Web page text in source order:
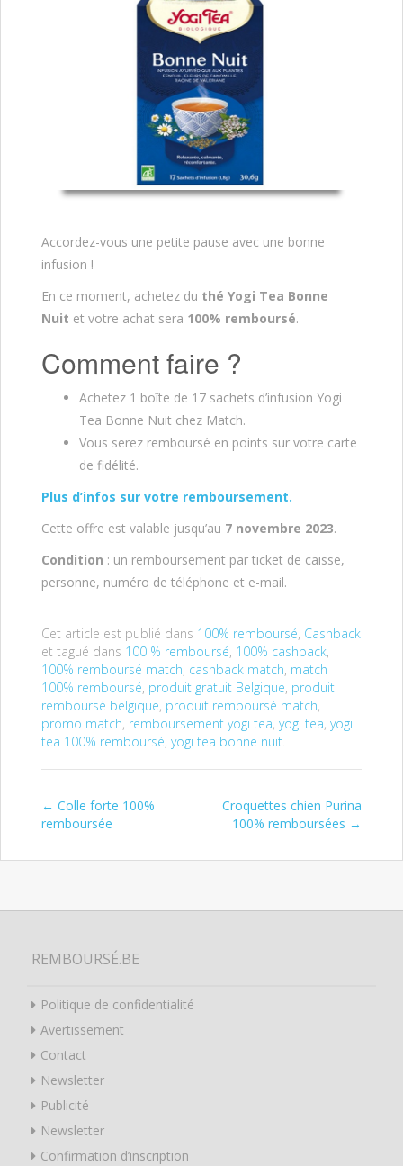
Accordez-vous une petite pause avec une bonne
infusion !
En ce moment, achetez du thé Yogi Tea Bonne
Nuit et votre achat sera 100% remboursé.
Comment faire ?
Achetez 1 boîte de 17 sachets d’infusion Yogi
Tea Bonne Nuit chez Match.
Vous serez remboursé en points sur votre carte
de fidélité.
Plus d’infos sur votre remboursement.
Cette offre est valable jusqu’au 7 novembre 2023.
Condition : un remboursement par ticket de caisse,
personne, numéro de téléphone et e-mail.
Cet article est publié dans 100% remboursé, Cashback
et tagué dans 100 % remboursé, 100% cashback,
100% remboursé match, cashback match, match
100% remboursé, produit gratuit Belgique, produit
remboursé belgique, produit remboursé match,
promo match, remboursement yogi tea, yogi tea, yogi
tea 100% remboursé, yogi tea bonne nuit.
Post navigation
← Colle forte 100%
remboursée
Croquettes chien Purina
100% remboursées →
REMBOURSÉ.BE
Politique de confidentialité
Avertissement
Contact
Newsletter
Publicité
Newsletter
Confirmation d’inscription